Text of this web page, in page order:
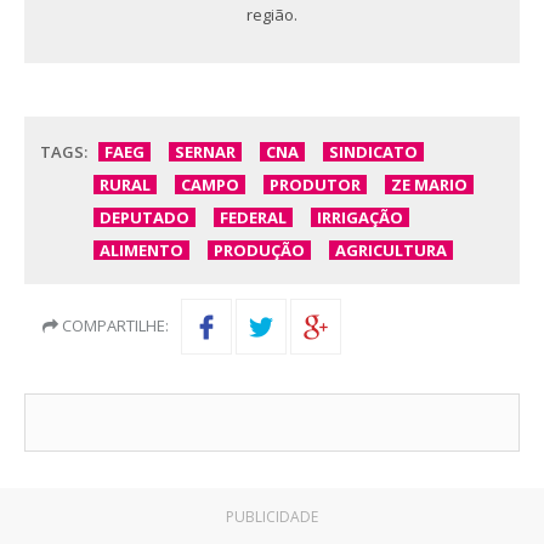
região.
TAGS: FAEG SERNAR CNA
SINDICATO
RURAL
CAMPO PRODUTOR
ZE MARIO
DEPUTADO
FEDERAL
IRRIGAÇÃO
ALIMENTO
PRODUÇÃO AGRICULTURA
COMPARTILHE:
PUBLICIDADE